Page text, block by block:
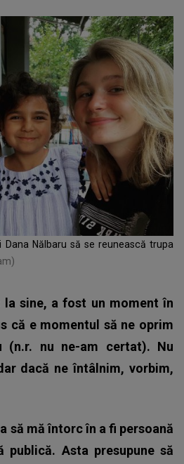
Nălbaru să se reunească trupa
la sine, a fost un moment în
că e momentul să ne oprim
(n.r. nu ne-am certat). Nu
dacă ne întâlnim, vorbim,
să mă întorc în a fi persoană
publică. Asta presupune să